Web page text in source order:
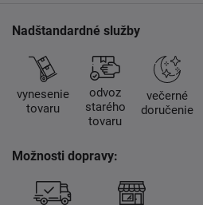
Nadštandardné služby
vynesenie
tovaru
odvoz
starého
tovaru
večerné
doručenie
Možnosti dopravy: